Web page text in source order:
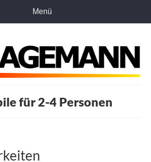
für 2-4 Personen
Menü